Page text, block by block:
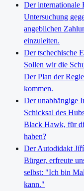
Der internationale
Untersuchung
angeblichen
einzuleiten.
Der tschechische
Sollen wir die
Der Plan der
kommen.
Der unabhängige
Schicksal des
Black Hawk, für
haben?
Der Autodidakt
Bürger, erfreute
selbst: "Ich bin
kann."